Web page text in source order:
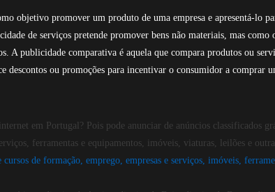
objetivo promover um produto de uma empresa e apresentá-lo
de serviços pretende promover bens não materiais, mas
A publicidade comparativa é aquela que compara produtos ou
descontos ou promoções para incentivar o consumidor a comprar
em Portugal? Pois pode anunciar de anúncios classificados
ferramentas e equipamentos, imóveis, viaturas, leilões e
de formação, emprego, empresas e serviços, imóveis,